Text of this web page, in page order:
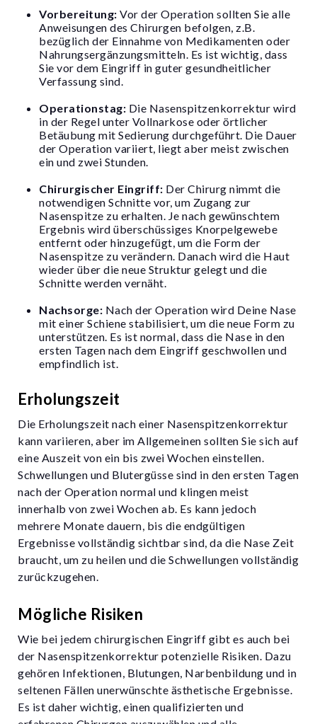
Vorbereitung: Vor der Operation sollten Sie alle
Anweisungen des Chirurgen befolgen, z.B.
bezüglich der Einnahme von Medikamenten oder
Nahrungsergänzungsmitteln. Es ist wichtig, dass
Sie vor dem Eingriff in guter gesundheitlicher
Verfassung sind.
Operationstag: Die Nasenspitzenkorrektur wird
in der Regel unter Vollnarkose oder örtlicher
Betäubung mit Sedierung durchgeführt. Die Dauer
der Operation variiert, liegt aber meist zwischen
ein und zwei Stunden.
Chirurgischer Eingriff: Der Chirurg nimmt die
notwendigen Schnitte vor, um Zugang zur
Nasenspitze zu erhalten. Je nach gewünschtem
Ergebnis wird überschüssiges Knorpelgewebe
entfernt oder hinzugefügt, um die Form der
Nasenspitze zu verändern. Danach wird die Haut
wieder über die neue Struktur gelegt und die
Schnitte werden vernäht.
Nachsorge: Nach der Operation wird Deine Nase
mit einer Schiene stabilisiert, um die neue Form zu
unterstützen. Es ist normal, dass die Nase in den
ersten Tagen nach dem Eingriff geschwollen und
empfindlich ist.
Erholungszeit
Die Erholungszeit nach einer Nasenspitzenkorrektur
kann variieren, aber im Allgemeinen sollten Sie sich auf
eine Auszeit von ein bis zwei Wochen einstellen.
Schwellungen und Blutergüsse sind in den ersten Tagen
nach der Operation normal und klingen meist
innerhalb von zwei Wochen ab. Es kann jedoch
mehrere Monate dauern, bis die endgültigen
Ergebnisse vollständig sichtbar sind, da die Nase Zeit
braucht, um zu heilen und die Schwellungen vollständig
zurückzugehen.
Mögliche Risiken
Wie bei jedem chirurgischen Eingriff gibt es auch bei
der Nasenspitzenkorrektur potenzielle Risiken. Dazu
gehören Infektionen, Blutungen, Narbenbildung und in
seltenen Fällen unerwünschte ästhetische Ergebnisse.
Es ist daher wichtig, einen qualifizierten und